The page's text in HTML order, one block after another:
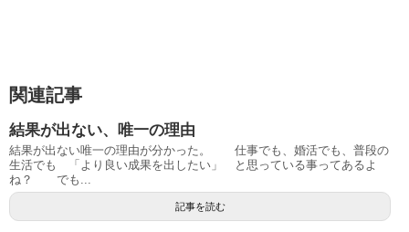
関連記事
結果が出ない、唯一の理由
結果が出ない唯一の理由が分かった。 仕事でも、婚活でも、普段の
生活でも 「より良い成果を出したい」 と思っている事ってあるよ
ね？ でも...
記事を読む